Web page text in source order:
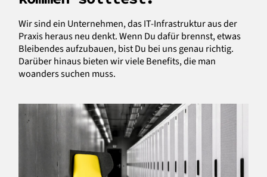
Wir sind ein Unternehmen, das IT-Infrastruktur aus der
Praxis heraus neu denkt. Wenn Du dafür brennst, etwas
Bleibendes aufzubauen, bist Du bei uns genau richtig.
Darüber hinaus bieten wir viele Benefits, die man
woanders suchen muss.